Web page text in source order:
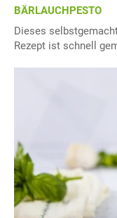
BÄRLAUCHPESTO
Dieses
Rezept ist schnell